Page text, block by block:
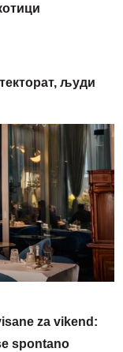
људи
za vikend:
spontano